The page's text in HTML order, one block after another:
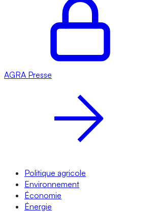
AGRA Presse
Politique agricole
Environnement
Économie
Énergie